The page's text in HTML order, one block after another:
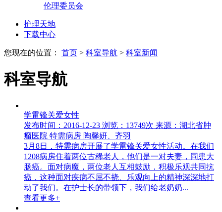
伦理委员会
护理天地
下载中心
您现在的位置： 首页 > 科室导航 > 科室新闻
科室导航
学雷锋关爱女性
发布时间：2016-12-23 浏览：13749次 来源：湖北省肿
瘤医院 特需病房 陶馨妍、齐羽
3月8日，特需病房开展了学雷锋关爱女性活动。在我们
1208病房住着两位古稀老人，他们是一对夫妻，同患大
肠癌。面对病魔，两位老人互相鼓励，积极乐观共同抗
癌，这种面对疾病不屈不挠、乐观向上的精神深深地打
动了我们。在护士长的带领下，我们给老奶奶...
查看更多+